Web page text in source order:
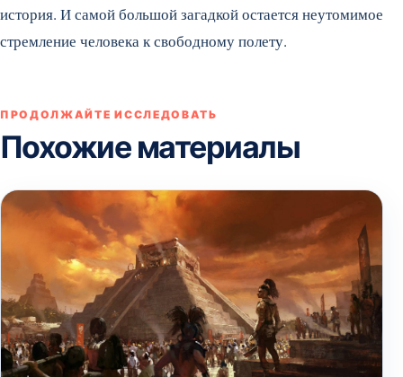
история. И самой большой загадкой остается неуто­мимое
стремление челове­ка к свободному полету.
ПРОДОЛЖАЙТЕ ИССЛЕДОВАТЬ
Похожие материалы